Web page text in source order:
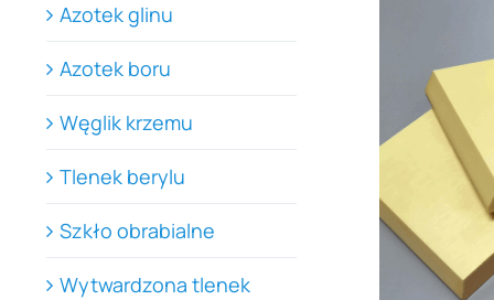
Azotek glinu
Azotek boru
Węglik krzemu
Tlenek berylu
Szkło obrabialne
Wytwardzona tlenek